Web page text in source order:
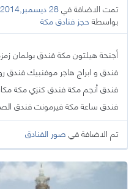
تمت الاضافة في28 ديسمبر,2014
بواسطة حجز فنادق مكة
أجنحة هيلتون مكة فندق بولمان
فندق و ابراج هاجر موفنبيك فندق
فندق أنجم مكة فندق كنزي مكة
فندق ساعة مكة فيرمونت فندق
تم الاضافة في صور الفنادق